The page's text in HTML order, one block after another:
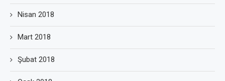
Nisan 2018
Mart 2018
Şubat 2018